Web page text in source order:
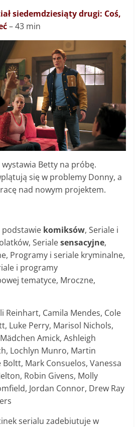
siedemdziesiąty drugi: Coś,
– 43 min
Betty na próbę.
się w problemy Donny, a
nad nowym projektem.
podstawie komiksów, Seriale i
Serialesensacyjne,
Programy i seriale kryminalne,
i programy
tematyce, Mroczne,
Reinhart, Camila Mendes, Cole
Luke Perry, Marisol Nichols,
Amick, Ashleigh
Lochlyn Munro, Martin
Mark Consuelos, Vanessa
Robin Givens, Molly
Jordan Connor, Drew Ray
serialu zadebiutuje w